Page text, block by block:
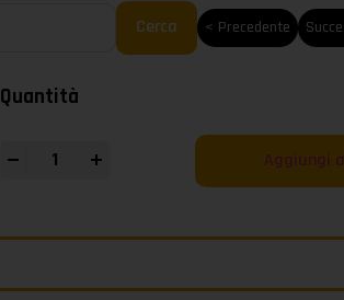
Cerca < Precedente
Quantità
Aggiungi